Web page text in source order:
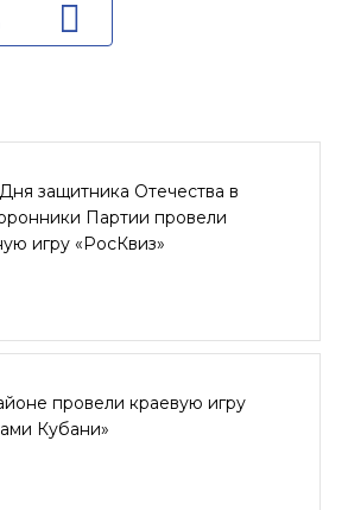
защитника Отечества в
Партии провели
игру «РосКвиз»
провели краевую игру
Кубани»